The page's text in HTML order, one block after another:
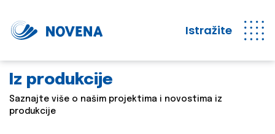
Istražite
Iz produkcije
Saznajte više o našim projektima i novostima iz
produkcije